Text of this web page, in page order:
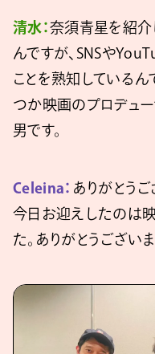
清水：奈須青星を紹介
んですが、SNSや
ことを熟知しているん
つか映画のプロデュ
男です。
Celeina： ありがとうご
今日お迎えしたのは
た。ありがとうございま